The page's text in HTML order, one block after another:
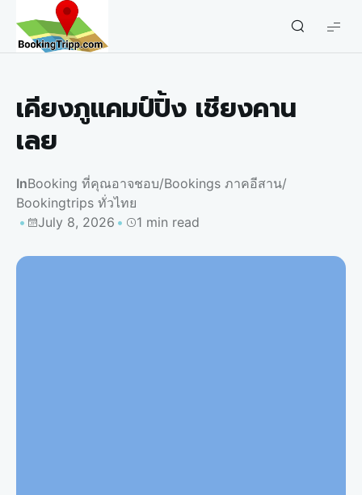
bookingtripp.com
เคียงภูแคมป์ปิ้ง เชียงคาน
เลย
InBooking ที่คุณอาจชอบ/Bookings ภาคอีสาน/
Bookingtrips ทั่วไทย
July 8, 2026
1 min read